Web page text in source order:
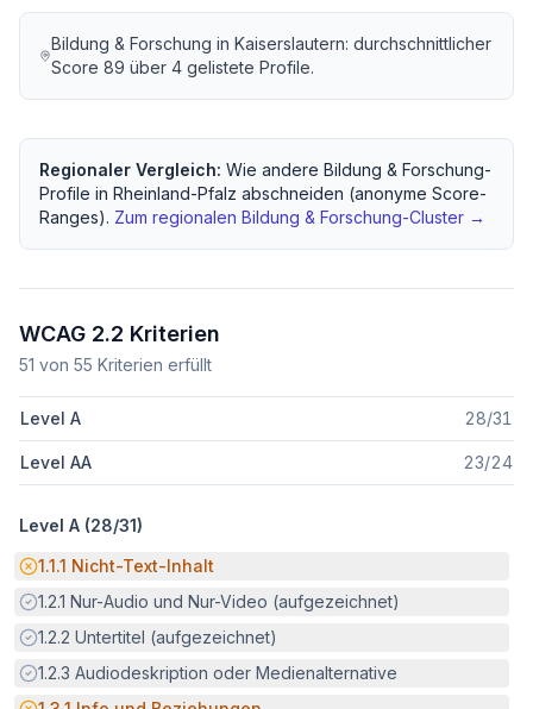
Bildung & Forschung in Kaiserslautern: durchschnittlicher
Score 89 über 4 gelistete Profile.
Regionaler Vergleich: Wie andere Bildung & Forschung-
Profile in Rheinland-Pfalz abschneiden (anonyme Score-
Ranges). Zum regionalen Bildung & Forschung-Cluster →
WCAG 2.2 Kriterien
51 von 55 Kriterien erfüllt
Level A 28/31
Level AA 23/24
Level A (28/31)
Potenzielle Barriere:
1.1.1 Nicht-Text-Inhalt
Erfüllt:
1.2.1 Nur-Audio und Nur-Video (aufgezeichnet)
Erfüllt:
1.2.2 Untertitel (aufgezeichnet)
Erfüllt:
1.2.3 Audiodeskription oder Medienalternative